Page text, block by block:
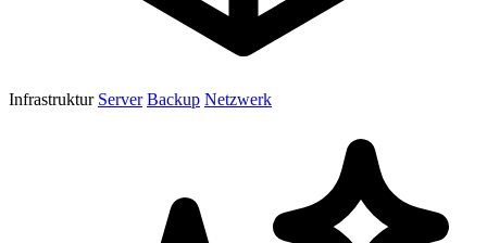
Infrastruktur Server Backup Netzwerk